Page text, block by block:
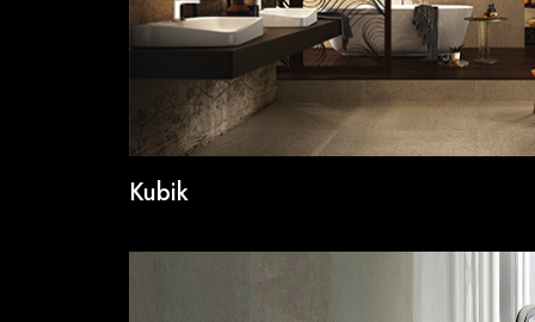
Kubik